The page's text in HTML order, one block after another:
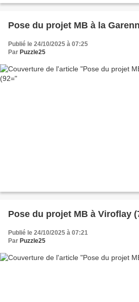
Pose du projet MB à la
Publié le 24/10/2025 à 07:25
Par Puzzle25
Pose du projet MB à Viroflay
Publié le 24/10/2025 à 07:21
Par Puzzle25